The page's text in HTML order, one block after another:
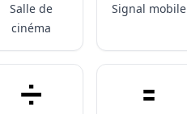
Salle de
cinéma
Signal mobile
➗️ 🟰